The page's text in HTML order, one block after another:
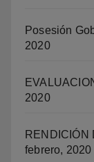
Posesión
2020
2020
RENDICIÓN
febrero, 2020